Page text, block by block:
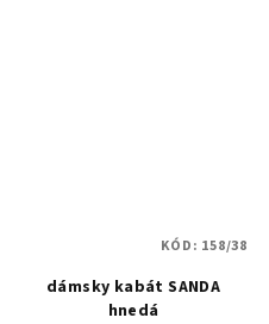
dámsky kabát SANDA
hnedá
KÓD: 158/38